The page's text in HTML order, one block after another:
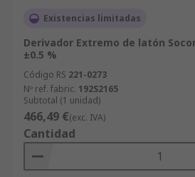
Existencias limitadas
Derivador Extremo de latón
±0.5 %
Código RS 221-0273
Nº ref. fabric. 192S2165
Subtotal (1 unidad)
466,49 €(exc. IVA)
Cantidad